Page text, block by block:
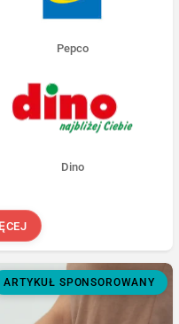
Pepco
Dino
ARTYKUŁ SPONSOROWANY